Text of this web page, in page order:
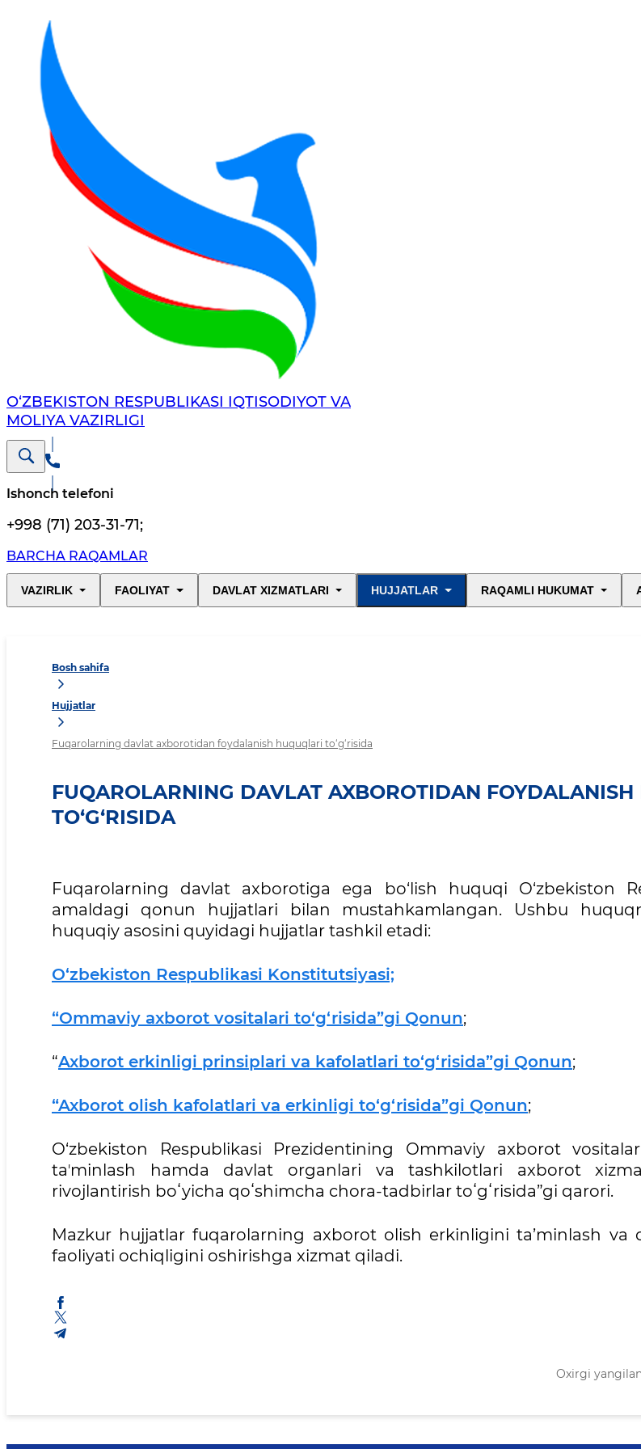
O‘ZBEKISTON RESPUBLIKASI IQTISODIYOT VA
MOLIYA VAZIRLIGI
Ishonch telefoni
+998 (71) 203-31-71;
BARCHA RAQAMLAR
VAZIRLIK FAOLIYAT DAVLAT XIZMATLARI HUJJATLAR RAQAMLI HUKUMAT
Bosh sahifa
Hujjatlar
Fuqarolarning davlat axborotidan foydalanish huquqlari to‘g‘risida
FUQAROLARNING DAVLAT AXBOROTIDAN FOYDALANISH
TO‘G‘RISIDA
Fuqarolarning davlat axborotiga ega bo‘lish huquqi O‘zbekiston
amaldagi qonun hujjatlari bilan mustahkamlangan. Ushbu
huquqiy asosini quyidagi hujjatlar tashkil etadi:
O‘zbekiston Respublikasi Konstitutsiyasi;
“Ommaviy axborot vositalari to‘g‘risida”gi Qonun;
“Axborot erkinligi prinsiplari va kafolatlari to‘g‘risida”gi Qonun;
“Axborot olish kafolatlari va erkinligi to‘g‘risida”gi Qonun;
O‘zbekiston Respublikasi Prezidentining Ommaviy axborot
taʼminlash hamda davlat organlari va tashkilotlari axborot
rivojlantirish boʻyicha qoʻshimcha chora-tadbirlar toʻgʻrisida”gi qarori.
Mazkur hujjatlar fuqarolarning axborot olish erkinligini ta’minlash va
faoliyati ochiqligini oshirishga xizmat qiladi.
Oxirgi